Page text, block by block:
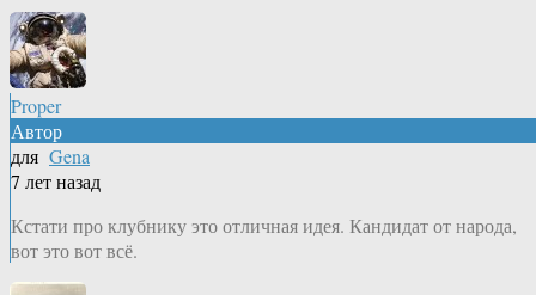
Proper
Автор
для Gena
7 лет назад
Кстати про клубнику это отличная идея. Кандидат от народа,
вот это вот всё.